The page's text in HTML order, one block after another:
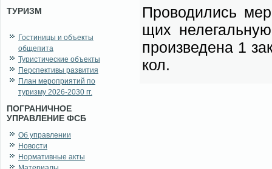
ТУРИЗМ
Гостиницы и объекты
общепита
Туристические объекты
Перспективы развития
План мероприятий по
туризму 2026-2030 гг.
ПОГРАНИЧНОЕ
УПРАВЛЕНИЕ ФСБ
Об управлении
Новости
Нормативные акты
Про­во­ди­лись
щих
про­из­ве­де­на 1
кол.